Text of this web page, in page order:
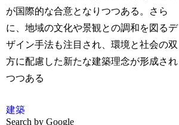
が国際的な合意となりつつある。さら
に、地域の文化や景観との調和を図るデ
ザイン手法も注目され、環境と社会の双
方に配慮した新たな建築理念が形成され
つつある
建築
Search by Google